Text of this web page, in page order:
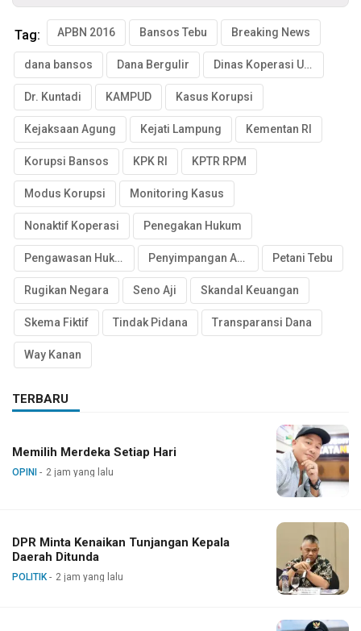
Tag: APBN 2016 Bansos Tebu Breaking News
dana bansos Dana Bergulir Dinas Koperasi UMKM
Dr. Kuntadi KAMPUD Kasus Korupsi
Kejaksaan Agung Kejati Lampung Kementan RI
Korupsi Bansos KPK RI KPTR RPM
Modus Korupsi Monitoring Kasus
Nonaktif Koperasi Penegakan Hukum
Pengawasan Hukum Penyimpangan Anggaran Petani Tebu
Rugikan Negara Seno Aji Skandal Keuangan
Skema Fiktif Tindak Pidana Transparansi Dana
Way Kanan
TERBARU
Memilih Merdeka Setiap Hari
OPINI 2 jam yang lalu
DPR Minta Kenaikan Tunjangan Kepala
Daerah Ditunda
POLITIK 2 jam yang lalu